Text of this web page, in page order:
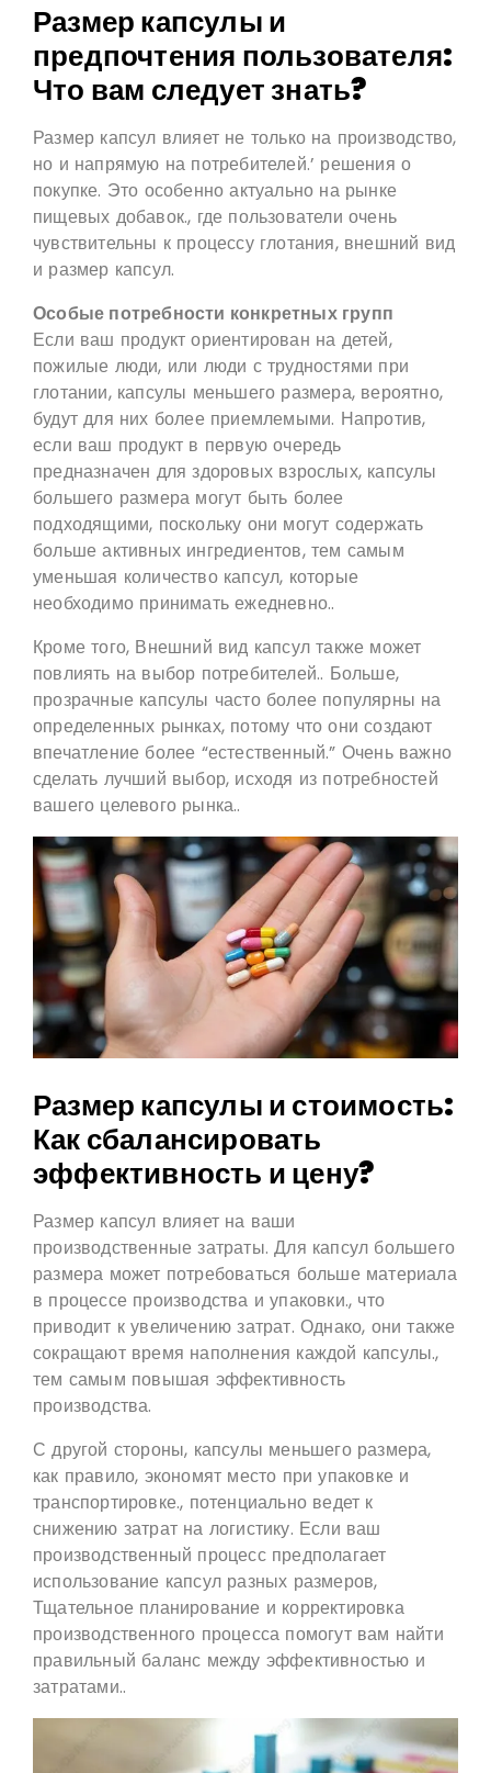
Размер капсулы и
предпочтения пользователя:
Что вам следует знать?
Размер капсул влияет не только на производство,
но и напрямую на потребителей.’ решения о
покупке. Это особенно актуально на рынке
пищевых добавок., где пользователи очень
чувствительны к процессу глотания, внешний вид
и размер капсул.
Особые потребности конкретных групп
Если ваш продукт ориентирован на детей,
пожилые люди, или люди с трудностями при
глотании, капсулы меньшего размера, вероятно,
будут для них более приемлемыми. Напротив,
если ваш продукт в первую очередь
предназначен для здоровых взрослых, капсулы
большего размера могут быть более
подходящими, поскольку они могут содержать
больше активных ингредиентов, тем самым
уменьшая количество капсул, которые
необходимо принимать ежедневно..
Кроме того, Внешний вид капсул также может
повлиять на выбор потребителей.. Больше,
прозрачные капсулы часто более популярны на
определенных рынках, потому что они создают
впечатление более “естественный.” Очень важно
сделать лучший выбор, исходя из потребностей
вашего целевого рынка..
Размер капсулы и стоимость:
Как сбалансировать
эффективность и цену?
Размер капсул влияет на ваши
производственные затраты. Для капсул большего
размера может потребоваться больше материала
в процессе производства и упаковки., что
приводит к увеличению затрат. Однако, они также
сокращают время наполнения каждой капсулы.,
тем самым повышая эффективность
производства.
С другой стороны, капсулы меньшего размера,
как правило, экономят место при упаковке и
транспортировке., потенциально ведет к
снижению затрат на логистику. Если ваш
производственный процесс предполагает
использование капсул разных размеров,
Тщательное планирование и корректировка
производственного процесса помогут вам найти
правильный баланс между эффективностью и
затратами..